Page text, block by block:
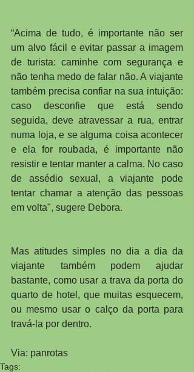
“Acima de tudo, é importante não ser
um alvo fácil e evitar passar a imagem
de turista: caminhe com segurança e
não tenha medo de falar não. A viajante
também precisa confiar na sua intuição:
caso desconfie que está sendo
seguida, deve atravessar a rua, entrar
numa loja, e se alguma coisa acontecer
e ela for roubada, é importante não
resistir e tentar manter a calma. No caso
de assédio sexual, a viajante pode
tentar chamar a atenção das pessoas
em volta", sugere Debora.
Mas atitudes simples no dia a dia da
viajante também podem ajudar
bastante, como usar a trava da porta do
quarto de hotel, que muitas esquecem,
ou mesmo usar o calço da porta para
travá-la por dentro.
Via: panrotas
Tags: